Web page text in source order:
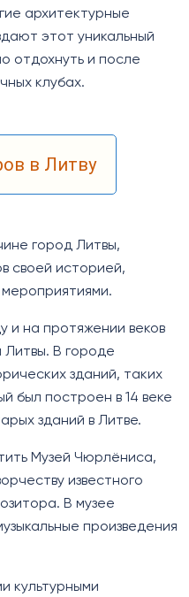
архитектурные
этот уникальный
отдохнуть и после
клубах.
в Литву
город Литвы,
своей историей,
и на протяжении веков
Литвы. В городе
зданий, таких
был построен в 14 веке
зданий в Литве.
Музей Чюрлёниса,
известного
В музее
произведения
культурными